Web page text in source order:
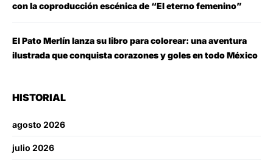
con la coproducción escénica de “El eterno femenino”
El Pato Merlín lanza su libro para colorear: una aventura
ilustrada que conquista corazones y goles en todo México
HISTORIAL
agosto 2026
julio 2026